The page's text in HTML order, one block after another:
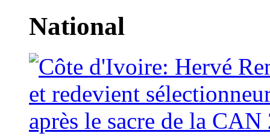
National